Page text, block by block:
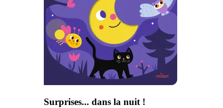
Surprises... dans la nuit !